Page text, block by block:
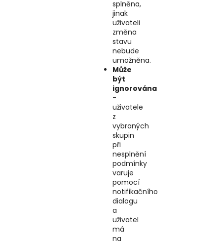
splněna,
jinak
uživateli
změna
stavu
nebude
umožněna.
Může
být
ignorována
-
uživatele
z
vybraných
skupin
při
nesplnění
podmínky
varuje
pomocí
notifikačního
dialogu
a
uživatel
má
na